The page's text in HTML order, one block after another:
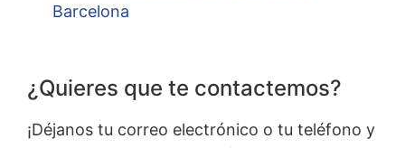
Barcelona
¿Quieres que te contactemos?
¡Déjanos tu correo electrónico o tu teléfono y